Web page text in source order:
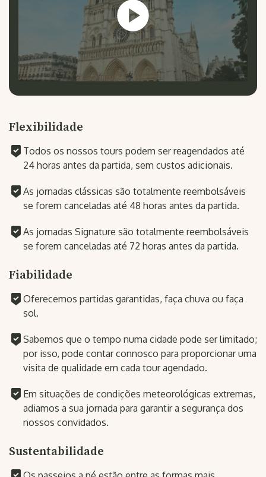
Flexibilidade
Todos os nossos tours podem ser reagendados até
24 horas antes da partida, sem custos adicionais.
As jornadas clássicas são totalmente reembolsáveis
se forem canceladas até 48 horas antes da partida.
As jornadas Signature são totalmente reembolsáveis
se forem canceladas até 72 horas antes da partida.
Fiabilidade
Oferecemos partidas garantidas, faça chuva ou faça
sol.
Sabemos que o tempo numa cidade pode ser limitado;
por isso, pode contar connosco para proporcionar uma
visita de qualidade em cada tour agendado.
Em situações de condições meteorológicas extremas,
adiamos a sua jornada para garantir a segurança dos
nossos convidados.
Sustentabilidade